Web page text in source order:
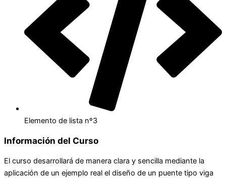
Elemento de lista nº3
Información del Curso
El curso desarrollará de manera clara y sencilla mediante la
aplicación de un ejemplo real el diseño de un puente tipo viga